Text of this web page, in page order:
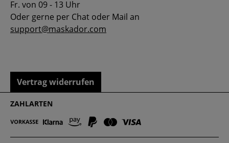
Fr. von 09 - 13 Uhr
Oder gerne per Chat oder Mail an
support@maskador.com
Vertrag widerrufen
ZAHLARTEN